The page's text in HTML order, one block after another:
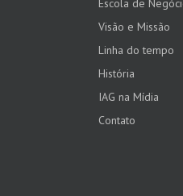
Escola de
Visão e Missão
Linha do tempo
História
IAG na Mídia
Contato